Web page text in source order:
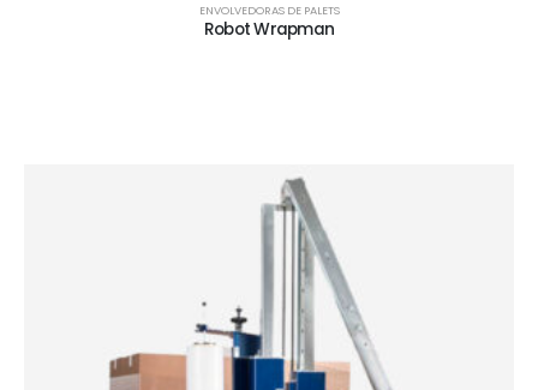
ENVOLVEDORAS DE PALETS
Robot Wrapman